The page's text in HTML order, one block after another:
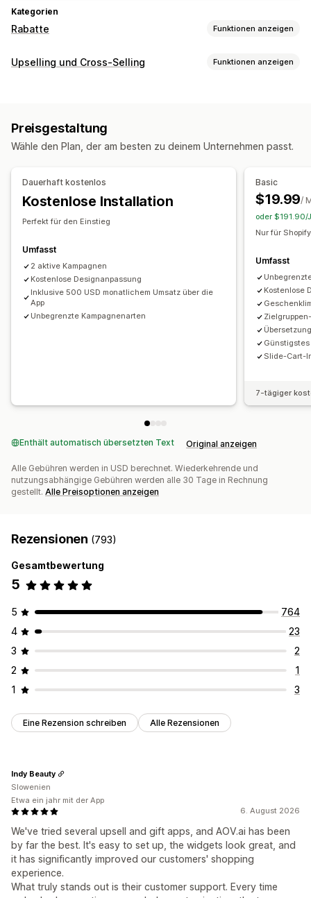
Kategorien
Rabatte Funktionen anzeigen
Rabatt-Typen
Warenkorbrabatte Checkout-Rabatte
Prämien Produkt-Bundles Zeitlich begrenzte Angebote
Cross-Selling-Rabatte
Individuelle Rabatte
Editor-Tool
Individueller Code Währungsumrechnung
Lokalisierung
Kampagnen
Trigger und Regeln
Automatisierungen
Segmentierung Tagging Tracking
Berichterstattung
Upselling und Cross-Selling Funktionen anzeigen
Produktseiten-Upselling
Warenkorbeinschub Pop-ups
Benutzerdefinierte CSS
Benutzerdefinierte Regeln
Kostenlose Geschenke
Kostenloser Versand
Mengenrabatte
Gestaffelte Rabatte
KI-Empfehlungen
Priorisierte Auftragsabwicklung
Analysen
Optimierungsvorschläge
Preisgestaltung
Wähle den Plan, der am besten zu deinem Unternehmen passt.
Dauerhaft kostenlos
Kostenlose Installation
Perfekt für den Einstieg
Umfasst
2 aktive Kampagnen
Kostenlose Designanpassung
Inklusive 500 USD monatlichem Umsatz über die
App
Unbegrenzte Kampagnenarten
Basic
$19.99/
oder $191.90/
Nur für
Umfasst
Kostenlose
Slide-Cart-
7-tägiger
Enthält automatisch übersetzten Text Original anzeigen
Alle Gebühren werden in USD berechnet. Wiederkehrende und
nutzungsabhängige Gebühren werden alle 30 Tage in Rechnung
gestellt. Alle Preisoptionen anzeigen
Rezensionen (793)
Gesamtbewertung
5
5
764
4
23
3
2
2
1
1
3
Eine Rezension schreiben Alle Rezensionen
6. August 2026
We've tried several upsell and gift apps, and AOV.ai has been
by far the best. It's easy to set up, the widgets look great, and
it has significantly improved our customers' shopping
experience.
What truly stands out is their customer support. Every time
Indy Beauty
Slowenien
Etwa ein jahr mit der App